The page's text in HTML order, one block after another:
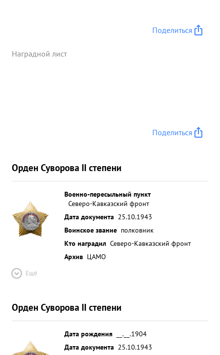
Поделиться
Наградной лист
Поделиться
Орден Суворова II степени
Военно-пересыльный пункт
Северо-Кавказский фронт
Дата документа 25.10.1943
Воинское звание полковник
Кто наградил Северо-Кавказский фронт
Архив ЦАМО
Ещё
Орден Суворова II степени
Дата рождения
__.__.1904
Дата документа 25.10.1943